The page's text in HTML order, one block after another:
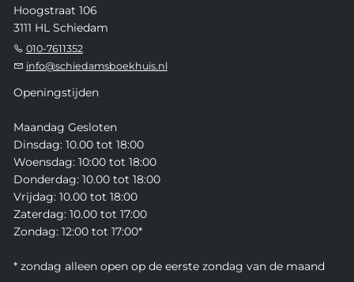
Hoogstraat 106
3111 HL Schiedam
010-7611352
info@schiedamsboekhuis.nl
Openingstijden
Maandag Gesloten
Dinsdag: 10.00 tot 18:00
Woensdag: 10:00 tot 18:00
Donderdag: 10.00 tot 18:00
Vrijdag: 10.00 tot 18:00
Zaterdag: 10.00 tot 17:00
Zondag: 12:00 tot 17:00*
* zondag alleen open op de eerste zondag van de maand